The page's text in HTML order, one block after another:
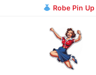
Robe Pin Up